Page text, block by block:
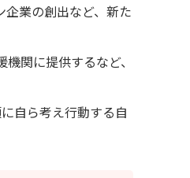
企業の創出など、新た
関に提供するなど、
自ら考え行動する自